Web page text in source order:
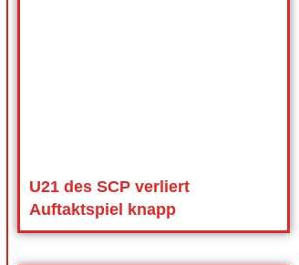
U21 des SCP verliert
Auftaktspiel knapp